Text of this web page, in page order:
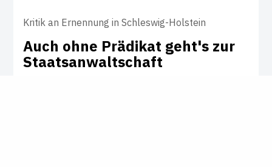
Kritik an Ernennung in Schleswig-Holstein
Auch ohne Prä­d­ikat geht's zur
Staats­an­walt­schaft